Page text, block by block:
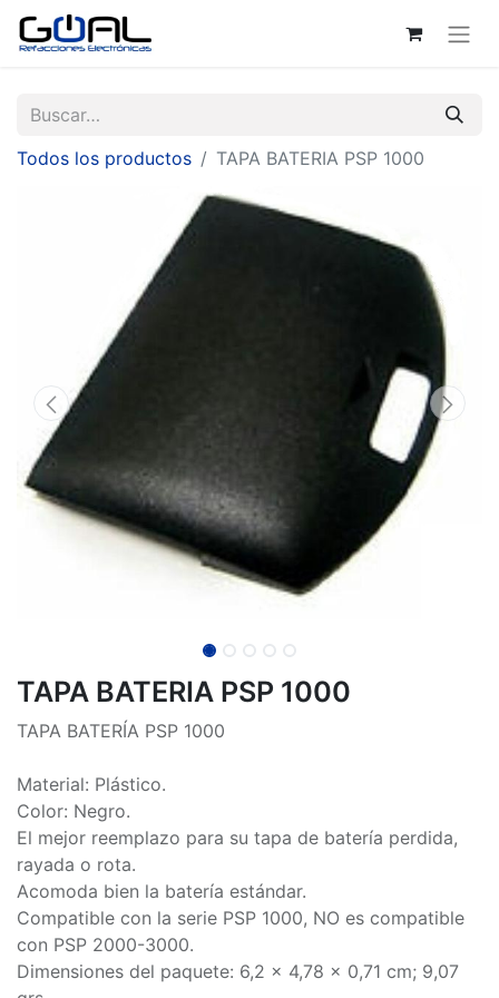
Todos los productos TAPA BATERIA PSP 1000
TAPA BATERIA PSP 1000
TAPA BATERÍA PSP 1000
Material: Plástico.
Color: Negro.
El mejor reemplazo para su tapa de batería perdida,
rayada o rota.
Acomoda bien la batería estándar.
Compatible con la serie PSP 1000, NO es compatible
con PSP 2000-3000.
Dimensiones del paquete: 6,2 x 4,78 x 0,71 cm; 9,07